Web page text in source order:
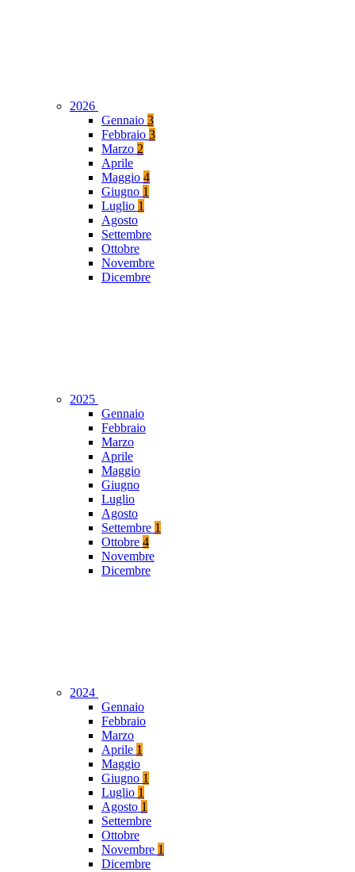
2026
Gennaio 3
Febbraio 3
Marzo 2
Aprile
Maggio 4
Giugno 1
Luglio 1
Agosto
Settembre
Ottobre
Novembre
Dicembre
2025
Gennaio
Febbraio
Marzo
Aprile
Maggio
Giugno
Luglio
Agosto
Settembre 1
Ottobre 4
Novembre
Dicembre
2024
Gennaio
Febbraio
Marzo
Aprile 1
Maggio
Giugno 1
Luglio 1
Agosto 1
Settembre
Ottobre
Novembre 1
Dicembre